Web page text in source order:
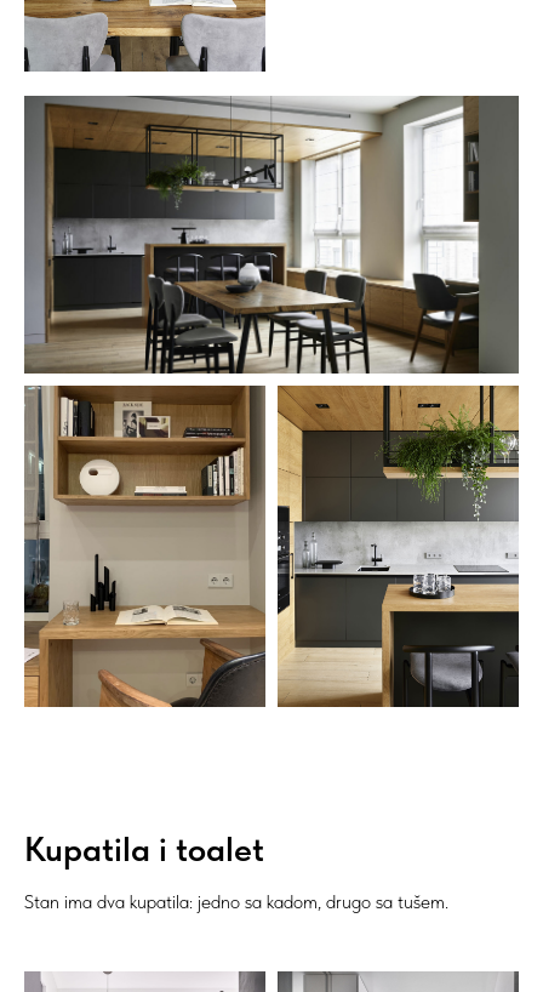
Kupatila i toalet
Stan ima dva kupatila: jedno sa kadom, drugo sa tušem.